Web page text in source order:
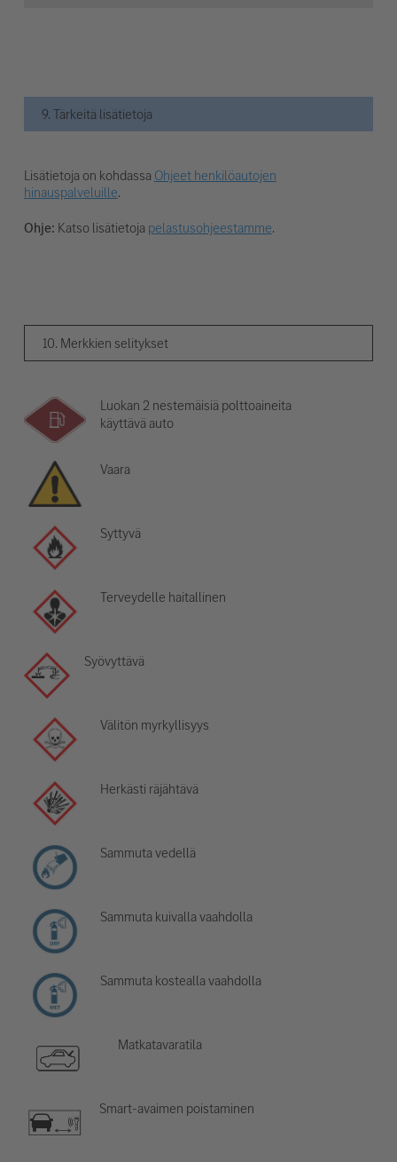
9. Tärkeitä lisätietoja
Lisätietoja on kohdassaOhjeet henkilöautojen
hinauspalveluille.
Ohje: Katso lisätietojapelastusohjeestamme.
10. Merkkien selitykset
Luokan 2 nestemäisiä polttoaineita
käyttävä auto
Vaara
Syttyvä
Terveydelle haitallinen
Syövyttävä
Välitön myrkyllisyys
Herkästi räjähtävä
Sammuta vedellä
Sammuta kuivalla vaahdolla
Sammuta kostealla vaahdolla
Matkatavaratila
Smart-avaimen poistaminen